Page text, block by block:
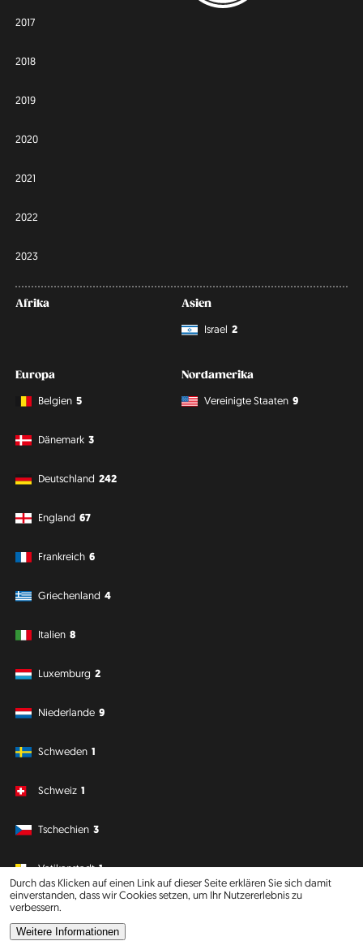
Durch das Klicken auf einen Link auf dieser Seite erklären Sie sich damit
einverstanden, dass wir Cookies setzen, um Ihr Nutzererlebnis zu
verbessern.
Weitere Informationen
2017
2018
2019
2020
2021
2022
2023
Afrika
Asien
Israel 2
Europa
Belgien 5
Dänemark 3
Deutschland 242
England 67
Frankreich 6
Griechenland 4
Italien 8
Luxemburg 2
Niederlande 9
Schweden 1
Schweiz 1
Tschechien 3
Vatikanstadt 1
Nordamerika
Vereinigte Staaten 9
Südamerika
Philipp J. Conrad ·